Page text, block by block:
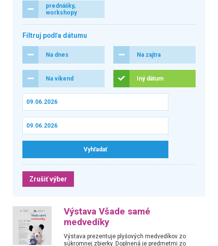
prednášky,
workshopy
Filtruj podľa dátumu
Na dnes Na zajtra
Na víkend Iný dátum
Zrušiť výber
Výstava Všade samé
medvedíky
Výstava prezentuje plyšových medvedíkov zo
súkromnej zbierky. Doplnená je predmetmi zo